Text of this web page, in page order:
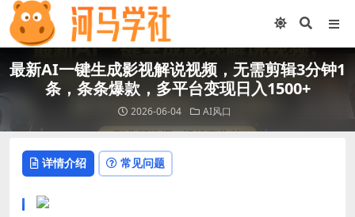
最新AI一键生成影视解说视频，无需剪辑3分钟1
条，条条爆款，多平台变现日入1500+
2026-06-04 AI风口
详情介绍 常见问题